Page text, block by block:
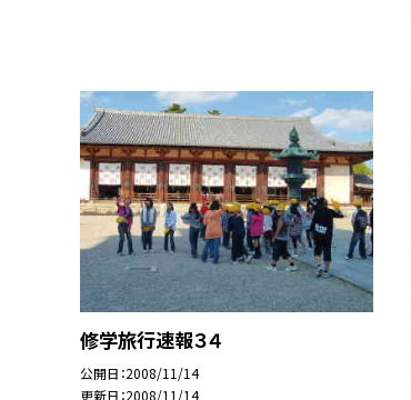
修学旅行速報３４
公開日 2008/11/14
更新日 2008/11/14